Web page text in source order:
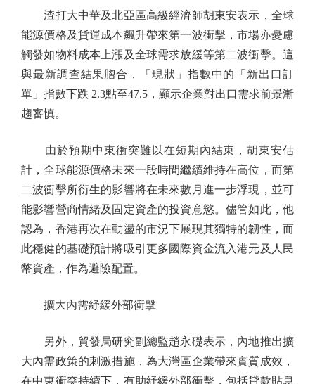
渣打大中華及北亞區高級經濟師胡東安表示，全球
能源價格及貨運成本飆升帶來第一波衝擊，市場亦憂慮
觸發如物料成本上漲及全球需求放緩等第二波衝擊。這
與最新調查結果脗合，「現狀」指數中的「新出口訂
單」指數下跌 2.3點至47.5，顯示企業對出口需求前景漸
趨審慎。
由於預期中東衝突難以在短期內結束，胡東安估
計，全球能源價格未來一段時間繼續維持在高位，而第
二波衝擊所衍生的影響將在未來數月進一步浮現，並可
能影響營商情緒及固定資產的投資意慾。儘管如此，他
認為，香港再次在動盪的市況下展現其獨特的韌性，而
此穩健的基礎預計將吸引更多國際資金流入港元及人民
幣資產，作為避險配置。
擴大內需紓緩外部衝擊
另外，貿發局研究副總監趙永礎表示，內地推出擴
大內需政策的刺激措施，為大灣區企業帶來實質成效，
在中東衝突持續下，有助紓緩外部衝擊，包括貸款貼息